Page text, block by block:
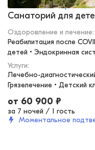
Кавказские
Санаторий для
Оздоровление и лечение:
Реабилитация после
детей • Эндокринная
Услуги:
Лечебно-
Грязелечение • Детский
от 60 900 ₽
за 7 ночей / 1 гость
Моментальное